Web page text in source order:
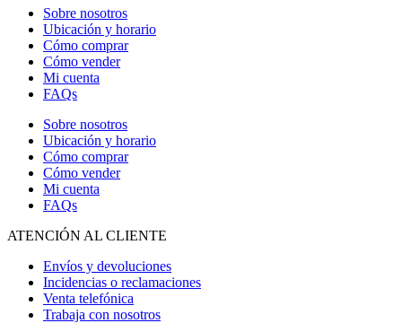
Sobre nosotros
Ubicación y horario
Cómo comprar
Cómo vender
Mi cuenta
FAQs
Sobre nosotros
Ubicación y horario
Cómo comprar
Cómo vender
Mi cuenta
FAQs
ATENCIÓN AL CLIENTE
Envíos y devoluciones
Incidencias o reclamaciones
Venta telefónica
Trabaja con nosotros